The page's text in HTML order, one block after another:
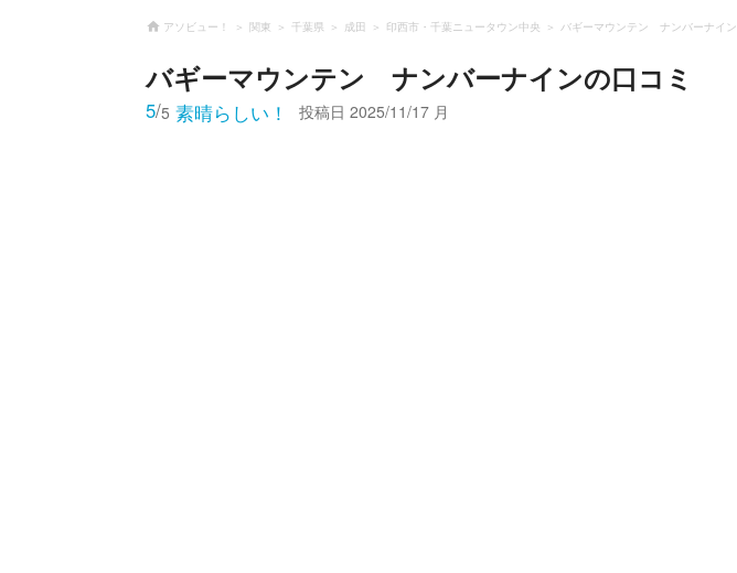
アソビュー！ 関東 千葉県 成田 印西市・千葉ニュータウン中央 バギーマウンテン ナンバーナイン
バギーマウンテン ナンバーナインの口コミ
5/5 素晴らしい！ 投稿日 2025/11/17 月